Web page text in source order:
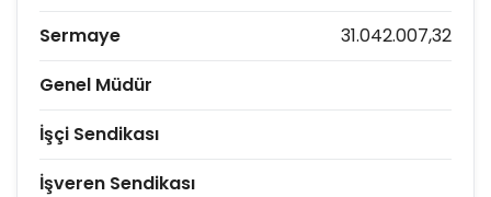
Sermaye
31.042.007,32
Genel Müdür
İşçi Sendikası
İşveren Sendikası